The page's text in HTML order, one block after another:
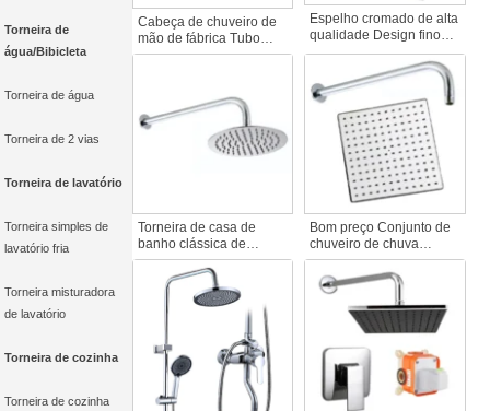
Torneira de
água/Bibicleta
Torneira de água
Torneira de 2 vias
Torneira de lavatório
Torneira simples de
lavatório fria
Torneira misturadora
de lavatório
Torneira de cozinha
Torneira de cozinha
Cabeça de chuveiro de
mão de fábrica Tubo
ABS 25cm-45Degrees
válvulas de chuveiro
embutidas Torneiras de
Espelho cromado de alta
qualidade Design fino
Cabeça de chuveiro de
mão Suporte de filtro
quadrado Fácil
instalação Acessórios de
torneira de casa de
banho de substituição
Torneira de casa de
banho clássica de
manípulo único Sistema
de duche de parede
oculto multifunções
Cabeça de chuveiro de
cobre para apartamento
Bidé em cascata
Bom preço Conjunto de
chuveiro de chuva
quadrado cromado com
torneira de mão para
casa de banho
Acessórios para uso
doméstico